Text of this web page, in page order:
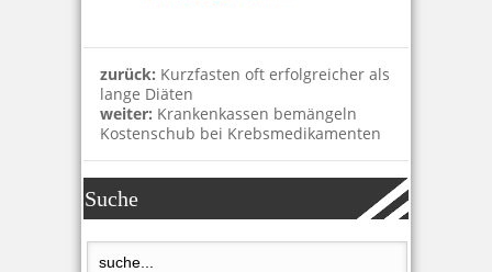
zurück: Kurzfasten oft erfolgreicher als
lange Diäten
weiter: Krankenkassen bemängeln
Kostenschub bei Krebsmedikamenten
Suche